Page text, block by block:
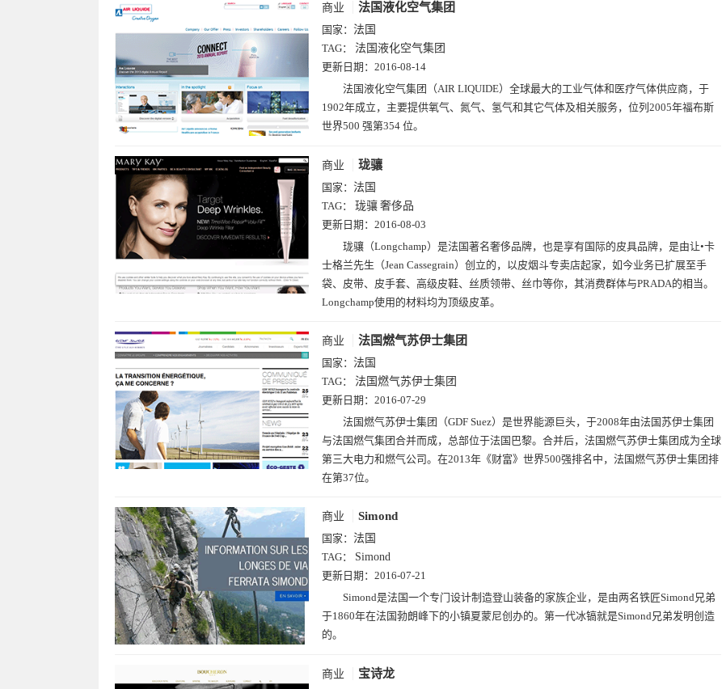
商业 法国液化空气集团
国家： 法国
TAG： 法国液化空气集团
更新日期： 2016-08-14
法国液化空气集团（AIR LIQUIDE）全球最大的工业气体和医疗气体供应商，于
1902年成立，主要提供氧气、氮气、氢气和其它气体及相关服务，位列2005年福布斯
世界500 强第354 位。
商业 珑骧
国家： 法国
TAG： 珑骧 奢侈品
更新日期： 2016-08-03
珑骧（Longchamp）是法国著名奢侈品牌，也是享有国际的皮具品牌，是由让•卡
士格兰先生（Jean Cassegrain）创立的，以皮烟斗专卖店起家，如今业务已扩展至手
袋、皮带、皮手套、高级皮鞋、丝质领带、丝巾等你，其消费群体与PRADA的相当。
Longchamp使用的材料均为顶级皮革。
商业 法国燃气苏伊士集团
国家： 法国
TAG： 法国燃气苏伊士集团
更新日期： 2016-07-29
法国燃气苏伊士集团（GDF Suez）是世界能源巨头，于2008年由法国苏伊士集团
与法国燃气集团合并而成，总部位于法国巴黎。合并后，法国燃气苏伊士集团成为全球
第三大电力和燃气公司。在2013年《财富》世界500强排名中，法国燃气苏伊士集团排
在第37位。
商业 Simond
国家： 法国
TAG： Simond
更新日期： 2016-07-21
Simond是法国一个专门设计制造登山装备的家族企业，是由两名铁匠Simond兄弟
于1860年在法国勃朗峰下的小镇夏蒙尼创办的。第一代冰镐就是Simond兄弟发明创造
的。
商业 宝诗龙